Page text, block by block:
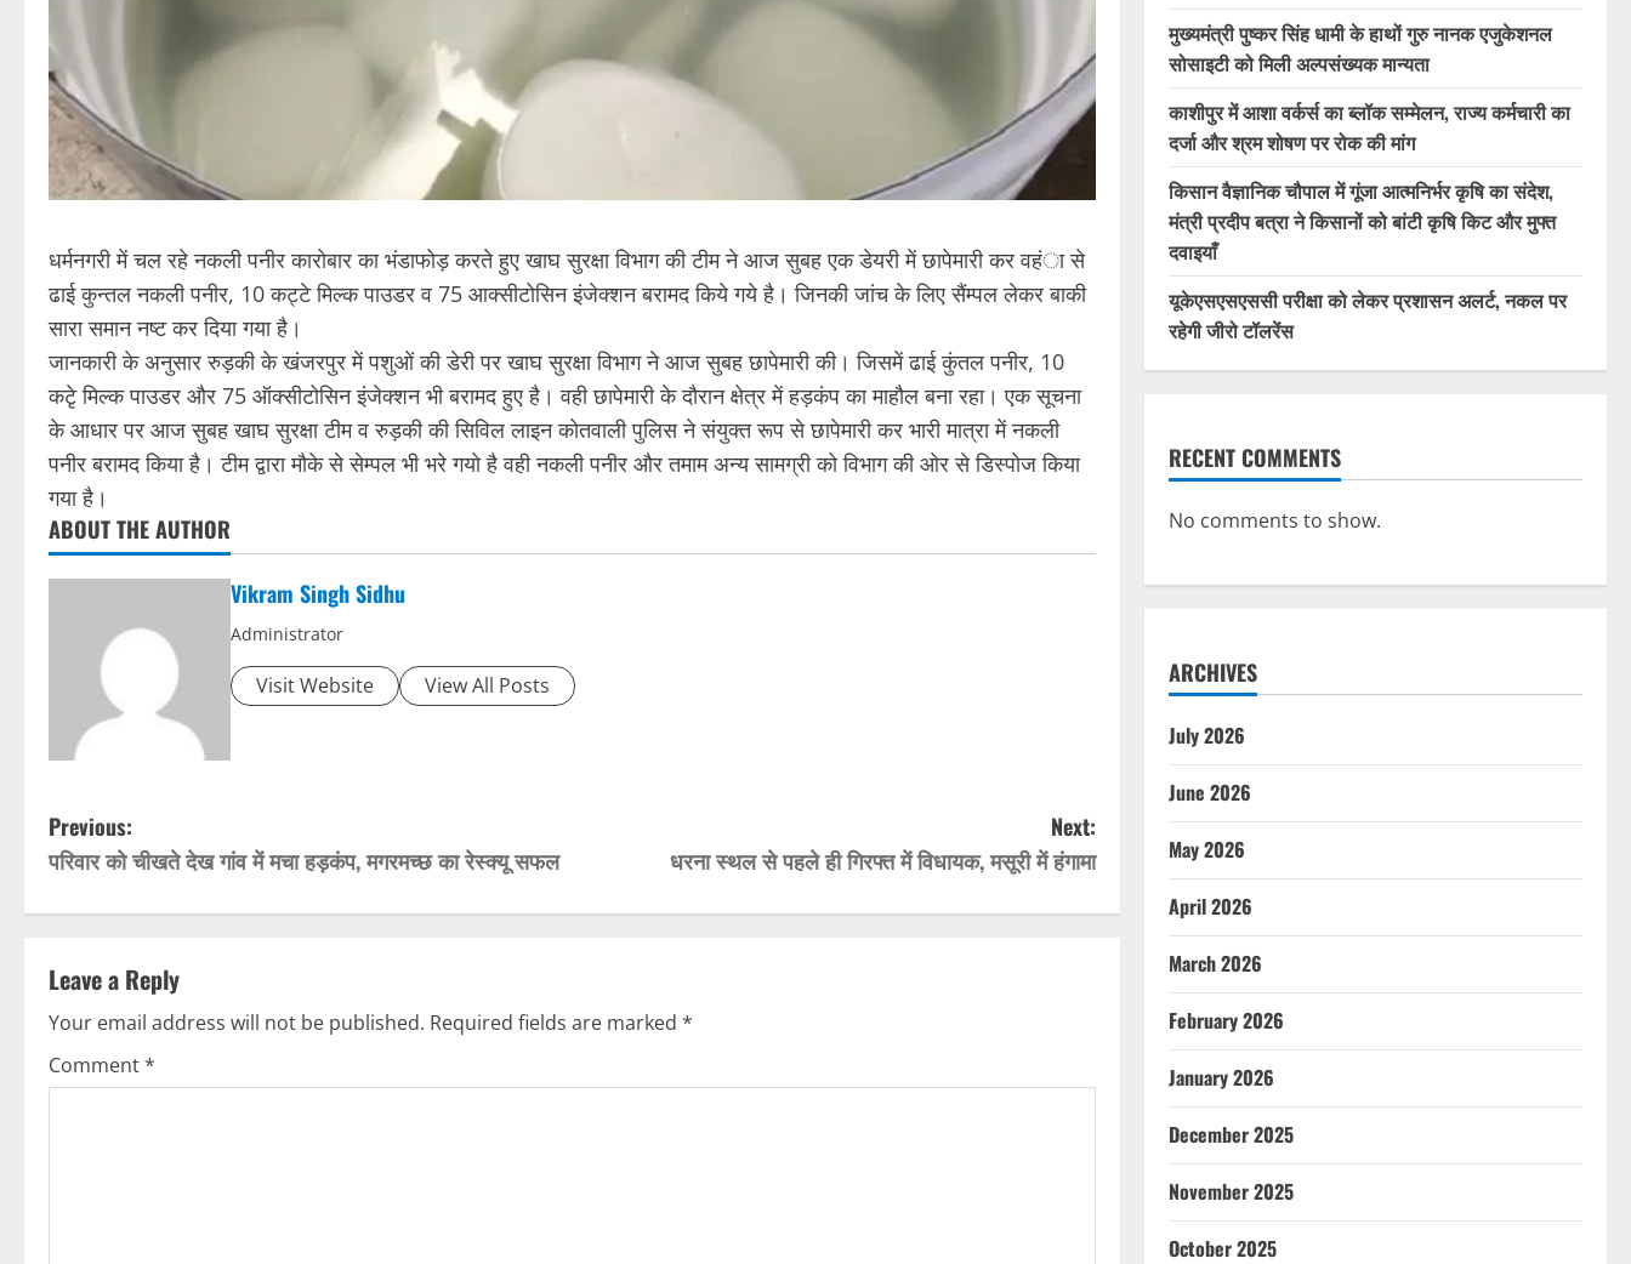
धर्मनगरी में चल रहे नकली पनीर कारोबार का भंडाफोड़ करते हुए खाघ सुरक्षा विभाग की टीम ने आज सुबह एक डेयरी में छापेमारी कर वहंा से
ढाई कुन्तल नकली पनीर, 10 कट्टे मिल्क पाउडर व 75 आक्सीटोसिन इंजेक्शन बरामद किये गये है। जिनकी जांच के लिए सैंम्पल लेकर बाकी
सारा समान नष्ट कर दिया गया है।
जानकारी के अनुसार रुड़की के खंजरपुर में पशुओं की डेरी पर खाघ सुरक्षा विभाग ने आज सुबह छापेमारी की। जिसमें ढाई कुंतल पनीर, 10
कटृे मिल्क पाउडर और 75 ऑक्सीटोसिन इंजेक्शन भी बरामद हुए है। वही छापेमारी के दौरान क्षेत्र में हड़कंप का माहौल बना रहा। एक सूचना
के आधार पर आज सुबह खाघ सुरक्षा टीम व रुड़की की सिविल लाइन कोतवाली पुलिस ने संयुक्त रूप से छापेमारी कर भारी मात्रा में नकली
पनीर बरामद किया है। टीम द्वारा मौके से सेम्पल भी भरे गयो है वही नकली पनीर और तमाम अन्य सामग्री को विभाग की ओर से डिस्पोज किया
गया है।
ABOUT THE AUTHOR
Vikram Singh Sidhu
Administrator
Visit Website View All Posts
P
o
t
n
a
Previous:
परिवार को चीखते देख गांव में मचा हड़कंप, मगरमच्छ का रेस्क्यू सफल
Next:
धरना स्थल से पहले ही गिरफ्त में विधायक, मसूरी में हंगामा
Leave a Reply
Your email address will not be published. Required fields are marked *
Comment*
मुख्यमंत्री पुष्कर सिंह धामी के हाथों गुरु नानक एजुकेशनल
सोसाइटी को मिली अल्पसंख्यक मान्यता
काशीपुर में आशा वर्कर्स का ब्लॉक सम्मेलन, राज्य कर्मचारी का
दर्जा और श्रम शोषण पर रोक की मांग
किसान वैज्ञानिक चौपाल में गूंजा आत्मनिर्भर कृषि का संदेश,
मंत्री प्रदीप बत्रा ने किसानों को बांटी कृषि किट और मुफ्त
दवाइयाँ
यूकेएसएसएससी परीक्षा को लेकर प्रशासन अलर्ट, नकल पर
रहेगी जीरो टॉलरेंस
RECENT COMMENTS
No comments to show.
ARCHIVES
July 2026
June 2026
May 2026
April 2026
March 2026
February 2026
January 2026
December 2025
November 2025
October 2025